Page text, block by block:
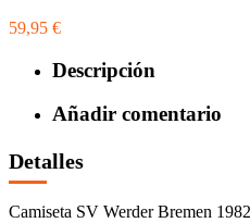
59,95 €
Descripción
Añadir comentario
Detalles
Camiseta SV Werder Bremen